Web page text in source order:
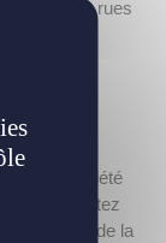
dans les rues
:
de la propriété
(LLD). Optez
à la pointe de la